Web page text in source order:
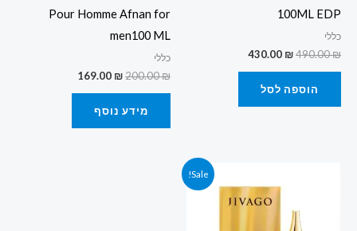
100ML EDP
כללי
490.00₪
430.00 ₪
הוספה לסל
Pour Homme Afnan for
men100 ML
כללי
200.00₪
169.00 ₪
מידע נוסף
Sale!
היה:
480.00 ₪.
הוא:
430.00 ₪.